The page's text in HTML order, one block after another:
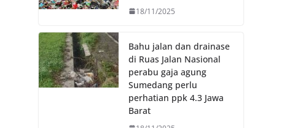
18/11/2025
Bahu jalan dan drainase
di Ruas Jalan Nasional
perabu gaja agung
Sumedang perlu
perhatian ppk 4.3 Jawa
Barat